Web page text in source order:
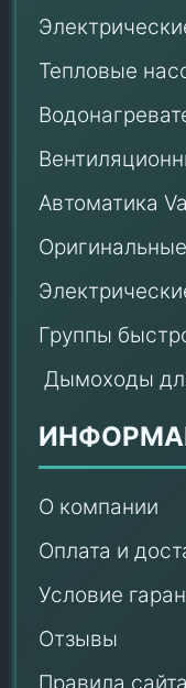
Тепловые
Автоматика
Группы
Дымоходы
О компании
Оплата и
Условие
Отзывы
Правила сайта